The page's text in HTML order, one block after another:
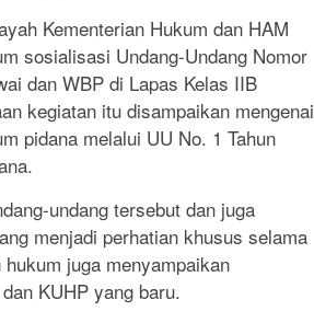
Kementerian Hukum dan HAM
sosialisasi Undang-Undang Nomor
dan WBP di Lapas Kelas IIB
kegiatan itu disampaikan mengenai
pidana melalui UU No. 1 Tahun
undang tersebut dan juga
menjadi perhatian khusus selama
juga menyampaikan
KUHP yang baru.